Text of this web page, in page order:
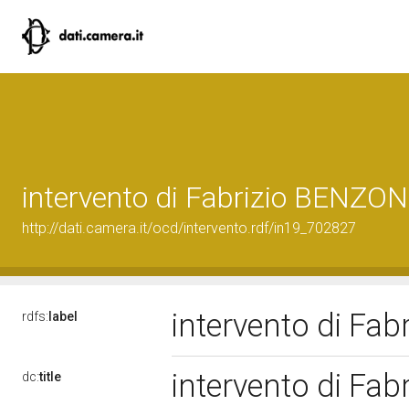
intervento di Fabrizio
http://dati.camera.it/ocd/intervento.rdf/in19_702827
rdfs: label intervento di
dc:title intervento di